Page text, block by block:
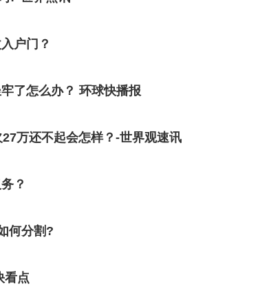
户门？
了怎么办？ 环球快播报
万还不起会怎样？-世界观速讯
？
何分割?
看点